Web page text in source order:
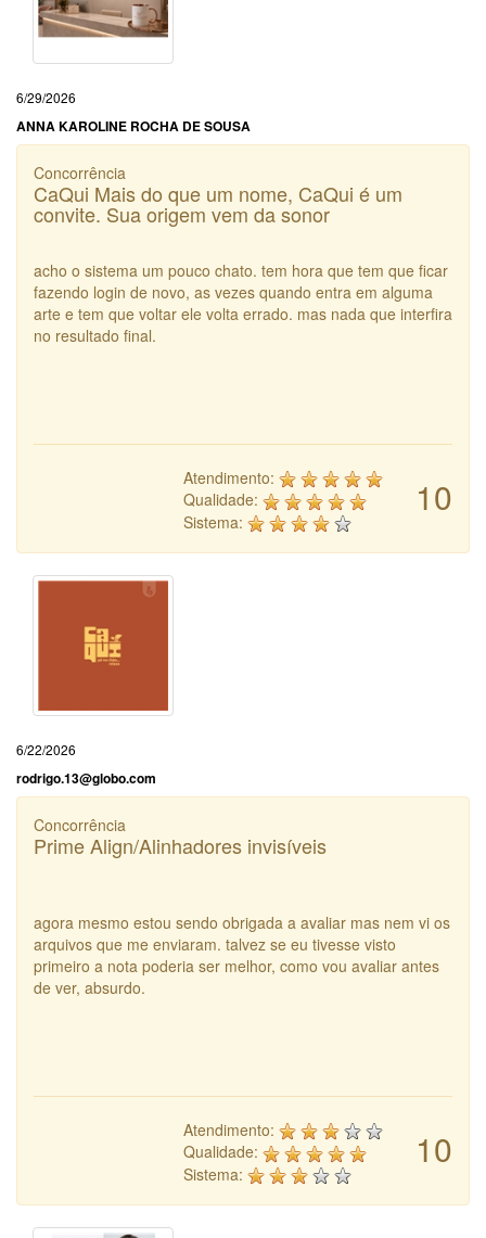
6/29/2026
ANNA KAROLINE ROCHA DE SOUSA
Concorrência
CaQui Mais do que um nome, CaQui é um
convite. Sua origem vem da sonor
acho o sistema um pouco chato. tem hora que tem que ficar
fazendo login de novo, as vezes quando entra em alguma
arte e tem que voltar ele volta errado. mas nada que interfira
no resultado final.
10
Atendimento:
Qualidade:
Sistema:
6/22/2026
rodrigo.13@globo.com
Concorrência
Prime Align/Alinhadores invisíveis
agora mesmo estou sendo obrigada a avaliar mas nem vi os
arquivos que me enviaram. talvez se eu tivesse visto
primeiro a nota poderia ser melhor, como vou avaliar antes
de ver, absurdo.
10
Atendimento:
Qualidade:
Sistema: